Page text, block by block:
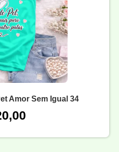
Amor Sem Igual 34